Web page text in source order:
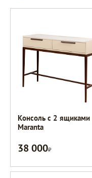
Консоль с 2 ящиками
Maranta
38 000Р